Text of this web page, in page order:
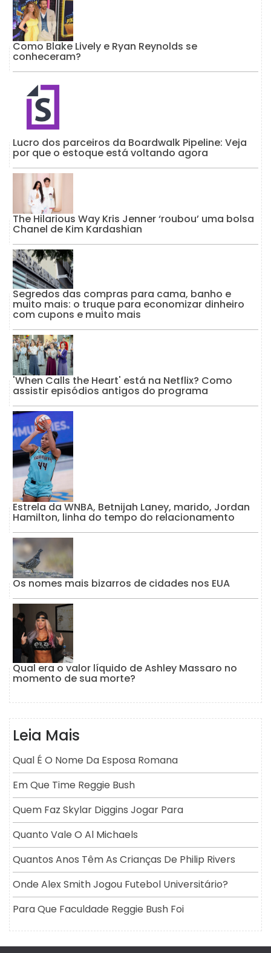
Como Blake Lively e Ryan Reynolds se
conheceram?
Lucro dos parceiros da Boardwalk Pipeline: Veja
por que o estoque está voltando agora
The Hilarious Way Kris Jenner ‘roubou’ uma bolsa
Chanel de Kim Kardashian
Segredos das compras para cama, banho e
muito mais: o truque para economizar dinheiro
com cupons e muito mais
'When Calls the Heart' está na Netflix? Como
assistir episódios antigos do programa
Estrela da WNBA, Betnijah Laney, marido, Jordan
Hamilton, linha do tempo do relacionamento
Os nomes mais bizarros de cidades nos EUA
Qual era o valor líquido de Ashley Massaro no
momento de sua morte?
Leia Mais
Qual É O Nome Da Esposa Romana
Em Que Time Reggie Bush
Quem Faz Skylar Diggins Jogar Para
Quanto Vale O Al Michaels
Quantos Anos Têm As Crianças De Philip Rivers
Onde Alex Smith Jogou Futebol Universitário?
Para Que Faculdade Reggie Bush Foi